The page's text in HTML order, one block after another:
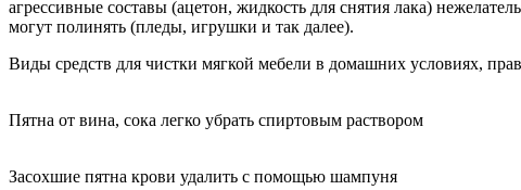
агрессивные составы (ацетон, жидкость для снятия лака)
могут полинять (пледы, игрушки и так далее).
Виды средств для чистки мягкой мебели в домашних условиях,
Пятна от вина, сока легко убрать спиртовым раствором
Засохшие пятна крови удалить с помощью шампуня